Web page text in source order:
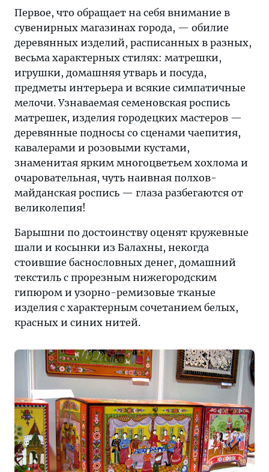
Первое, что обращает на себя внимание в
сувенирных магазинах города, — обилие
деревянных изделий, расписанных в разных,
весьма характерных стилях: матрешки,
игрушки, домашняя утварь и посуда,
предметы интерьера и всякие симпатичные
мелочи. Узнаваемая семеновская роспись
матрешек, изделия городецких мастеров —
деревянные подносы со сценами чаепития,
кавалерами и розовыми кустами,
знаменитая ярким многоцветьем хохлома и
очаровательная, чуть наивная полхов-
майданская роспись — глаза разбегаются от
великолепия!
Барышни по достоинству оценят кружевные
шали и косынки из Балахны, некогда
стоившие баснословных денег, домашний
текстиль с прорезным нижегородским
гипюром и узорно-ремизовые тканые
изделия с характерным сочетанием белых,
красных и синих нитей.